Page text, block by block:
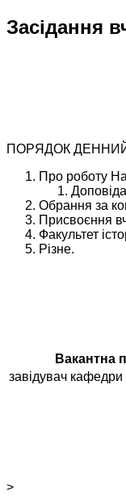
Засідання
ПОРЯДОК
Про роботу
Обрання за
Присвоєння
Факультет
Різне.
Вакантна
завідувач кафедри
>